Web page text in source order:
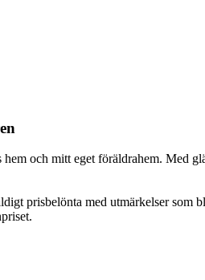
och mitt eget föräldrahem. Med
prisbelönta med utmärkelser